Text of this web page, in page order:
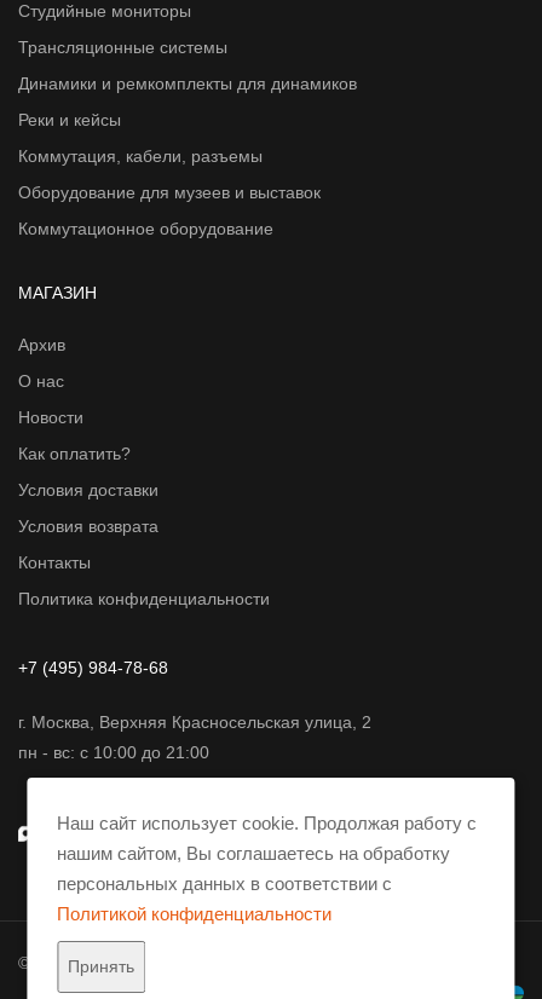
Студийные мониторы
Трансляционные системы
Динамики и ремкомплекты для динамиков
Реки и кейсы
Коммутация, кабели, разъемы
Оборудование для музеев и выставок
Коммутационное оборудование
МАГАЗИН
Архив
О нас
Новости
Как оплатить?
Условия доставки
Условия возврата
Контакты
Политика конфиденциальности
+7 (495) 984-78-68
г. Москва, Верхняя Красносельская улица, 2
пн - вс: с 10:00 до 21:00
© 2001-2026 AmpliFier. Все права защищены.
Наш сайт использует cookie. Продолжая работу с
нашим сайтом, Вы соглашаетесь на обработку
персональных данных в соответствии с
Политикой конфиденциальности
Принять